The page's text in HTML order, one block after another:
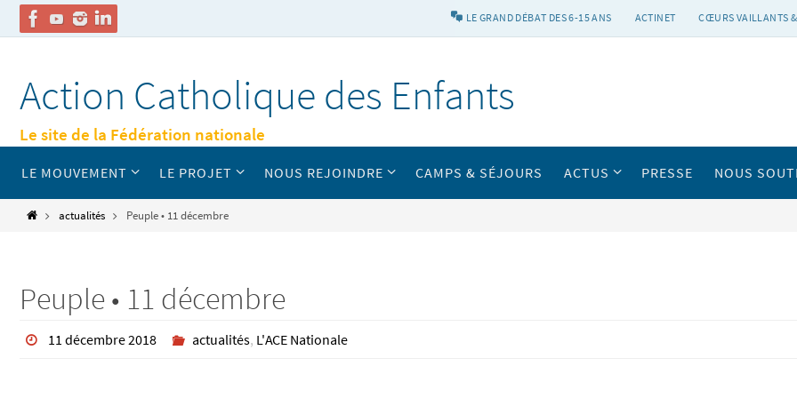
contenu
LE GRAND DÉBAT DES 6-15 ANS ACTINET CŒURS VAILLANTS
Action Catholique des Enfants
Le site de la Fédération nationale
contenu
LE MOUVEMENT LE PROJET NOUS REJOINDRE CAMPS & SÉJOURS ACTUS PRESSE NOUS
Homeactualités Peuple • 11 décembre
Peuple • 11 décembre
11 décembre 2018 actualités, L'ACE Nationale